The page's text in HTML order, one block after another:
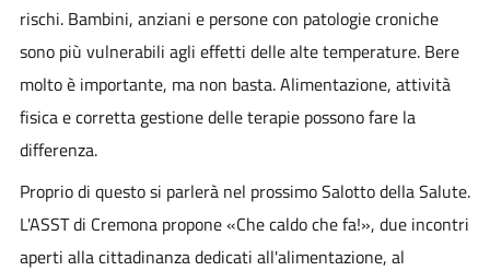
rischi. Bambini, anziani e persone con patologie croniche
sono più vulnerabili agli effetti delle alte temperature. Bere
molto è importante, ma non basta. Alimentazione, attività
fisica e corretta gestione delle terapie possono fare la
differenza.
Proprio di questo si parlerà nel prossimo Salotto della Salute.
L'ASST di Cremona propone «Che caldo che fa!», due incontri
aperti alla cittadinanza dedicati all'alimentazione, al